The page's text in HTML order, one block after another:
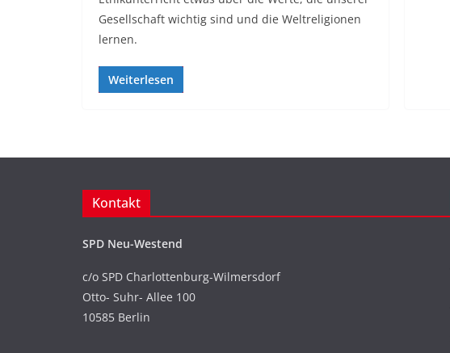
Gesellschaft wichtig sind und die Weltreligionen
lernen.
Weiterlesen
Kontakt
SPD Neu-Westend
c/o SPD Charlottenburg-Wilmersdorf
Otto- Suhr- Allee 100
10585 Berlin